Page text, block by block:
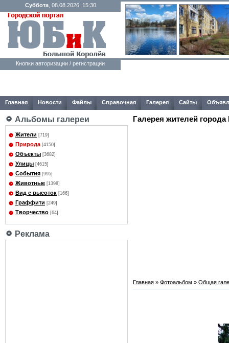
Суббота, 08.08.2026, 15:30
Кнопки авторизации / регистрации
Главная Новости Файлы Справочная Галерея Сайты
Альбомы галереи
Жители [719]
Природа [4150]
Объекты [3682]
Улицы [4615]
События [995]
Животные [1398]
Вид с высоток [166]
Граффити [249]
Творчество [64]
Реклама
Галерея жителей города
Главная » Фотоальбом » Общая